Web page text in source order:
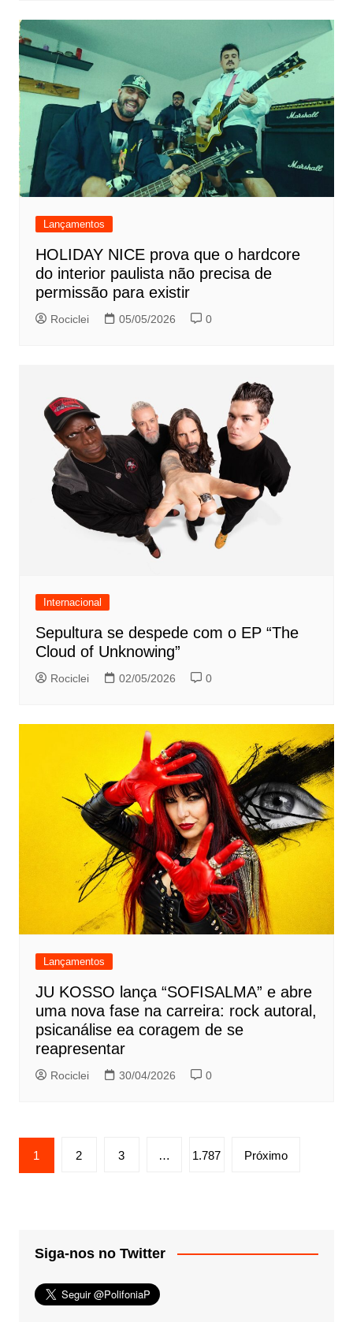
Lançamentos
HOLIDAY NICE prova que o hardcore
do interior paulista não precisa de
permissão para existir
Rociclei 05/05/2026 0
Internacional
Sepultura se despede com o EP “The
Cloud of Unknowing”
Rociclei 02/05/2026 0
Lançamentos
JU KOSSO lança “SOFISALMA” e abre
uma nova fase na carreira: rock autoral,
psicanálise ea coragem de se
reapresentar
Rociclei 30/04/2026 0
Paginação
de
1 2 3 … 1.787 Próximo
Siga-nos no Twitter